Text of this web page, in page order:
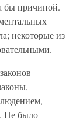
бы причиной.
некоторые из
Не было